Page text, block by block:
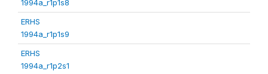
1994a_r1p1s8
ERHS
1994a_r1p1s9
ERHS
1994a_r1p2s1